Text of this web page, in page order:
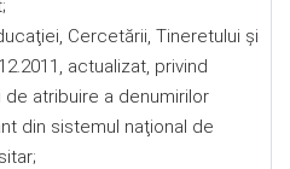
Cercetării, Tineretului şi
actualizat, privind
atribuire a denumirilor
din sistemul naţional de